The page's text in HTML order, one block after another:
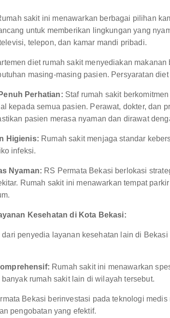
sakit ini menawarkan berbagai pilihan
untuk memberikan lingkungan yang
telepon, dan kamar mandi pribadi.
diet rumah sakit menyediakan
masing-masing pasien. Persyaratan
Perhatian: Staf rumah sakit
kepada semua pasien. Perawat, dokter, dan
pasien merasa nyaman dan dirawat
Higienis: Rumah sakit menjaga standar
infeksi.
Nyaman: RS Permata Bekasi berlokasi
Rumah sakit ini menawarkan tempat
Kesehatan di Kota Bekasi:
penyedia layanan kesehatan lain di
Rumah sakit ini menawarkan
rumah sakit lain di wilayah tersebut.
Bekasi berinvestasi pada teknologi
pengobatan yang efektif.